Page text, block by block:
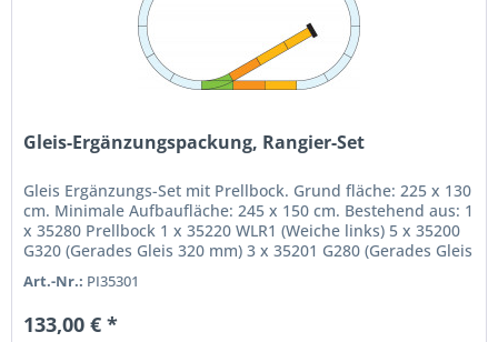
Gleis-Ergänzungspackung, Rangier-Set
Gleis Ergänzungs-Set mit Prellbock. Grund fläche: 225 x 130
cm. Minimale Aufbaufläche: 245 x 150 cm. Bestehend aus: 1
x 35280 Prellbock 1 x 35220 WLR1 (Weiche links) 5 x 35200
G320 (Gerades Gleis 320 mm) 3 x 35201 G280 (Gerades Gleis
Art.-Nr.: PI35301
133,00 € *